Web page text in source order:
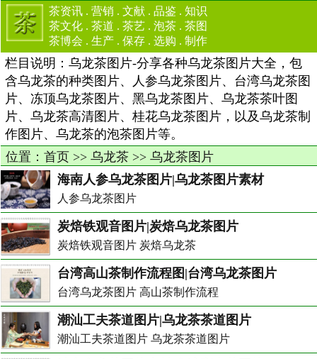
茶资讯 . 营销 . 文献 . 品鉴 . 知识
茶文化 . 茶道 . 茶艺 . 泡茶 . 茶图
茶博会 . 生产 . 保存 . 选购 . 制作
栏目说明：乌龙茶图片-分享各种乌龙茶图片大全，包
含乌龙茶的种类图片、人参乌龙茶图片、台湾乌龙茶图
片、冻顶乌龙茶图片、黑乌龙茶图片、乌龙茶茶叶图
片、乌龙茶高清图片、桂花乌龙茶图片，以及乌龙茶制
作图片、乌龙茶的泡茶图片等。
位置： 首页 >> 乌龙茶 >> 乌龙茶图片
海南人参乌龙茶图片|乌龙茶图片素材
人参乌龙茶图片
炭焙铁观音图片|炭焙乌龙茶图片
炭焙铁观音图片 炭焙乌龙茶
台湾高山茶制作流程图|台湾乌龙茶图片
台湾乌龙茶图片 高山茶制作流程
潮汕工夫茶道图片|乌龙茶茶道图片
潮汕工夫茶道图片 乌龙茶茶道图片